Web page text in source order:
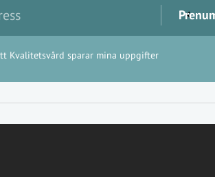
Kvalitetsvård sparar mina uppgifter